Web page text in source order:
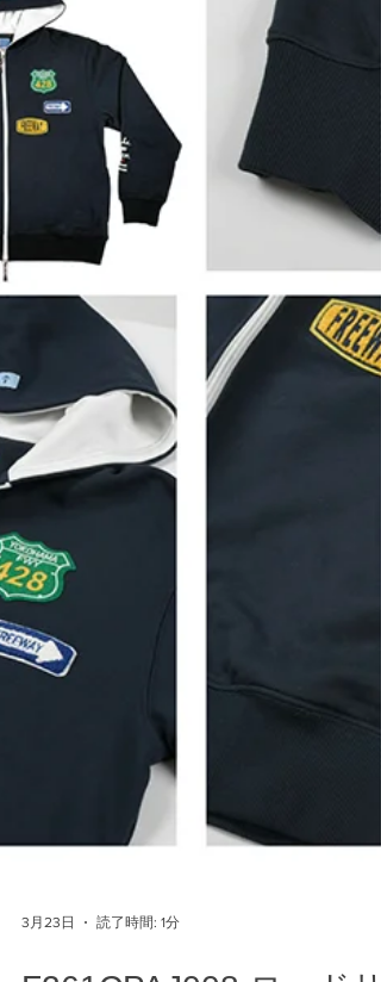
ェイ #80年代 #元町 #originaldesign
#lazona #再入荷